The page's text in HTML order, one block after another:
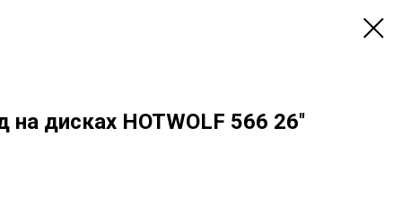
на дисках HOTWOLF 566 26''